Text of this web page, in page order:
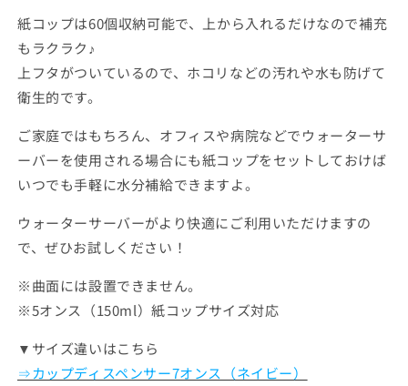
減
ら
増
紙コップは60個収納可能で、上から入れるだけなので補充
もラクラク♪
上フタがついているので、ホコリなどの汚れや水も防げて
衛生的です。
ご家庭ではもちろん、オフィスや病院などでウォーターサ
ーバーを使用される場合にも紙コップをセットしておけば
いつでも手軽に水分補給できますよ。
ウォーターサーバーがより快適にご利用いただけますの
で、ぜひお試しください！
※曲面には設置できません。
※5オンス（150ml）紙コップサイズ対応
▼サイズ違いはこちら
⇒カップディスペンサー7オンス（ネイビー）